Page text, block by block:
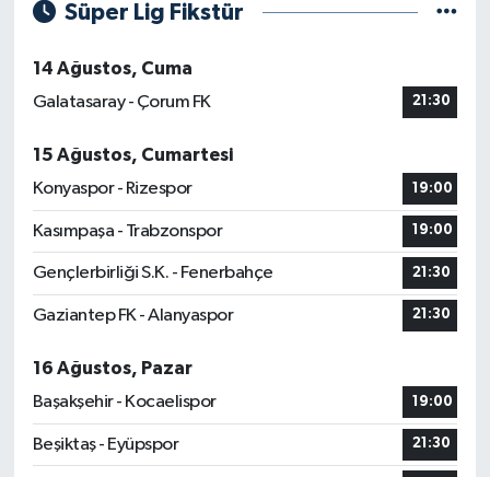
Süper Lig Fikstür
14 Ağustos, Cuma
Galatasaray - Çorum FK
21:30
15 Ağustos, Cumartesi
Konyaspor - Rizespor
19:00
Kasımpaşa - Trabzonspor 19:00
Gençlerbirliği S.K. - Fenerbahçe 21:30
Gaziantep FK - Alanyaspor 21:30
16 Ağustos, Pazar
Başakşehir - Kocaelispor
19:00
Beşiktaş - Eyüpspor 21:30